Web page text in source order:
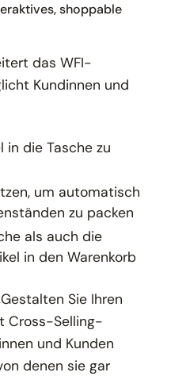
shoppable
das WFI-
Kundinnen und
in die Tasche zu
um automatisch
zu packen
als auch die
in den Warenkorb
Sie Ihren
Cross-Selling-
und Kunden
denen sie gar